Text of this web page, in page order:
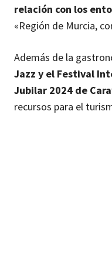
relación con los
«Región de Murcia,
Además de la
Jazz y el Festival
Jubilar 2024 de
recursos para el